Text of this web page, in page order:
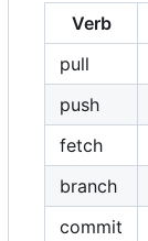
Verb
pull
push
fetch
branch
commit